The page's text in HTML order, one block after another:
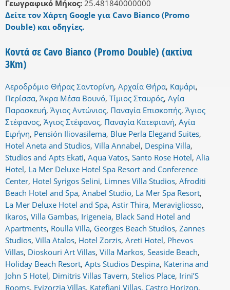
Γεωγραφικό Μήκος: 25.481840000000
Δείτε τον Χάρτη Google για Cavo Bianco (Promo
Double) και οδηγίες.
Κοντά σε Cavo Bianco (Promo Double) (ακτίνα
3Km)
Αεροδρόμιο Θήρας Σαντορίνη, Αρχαία Θήρα, Καμάρι,
Περίσσα, Άκρα Μέσα Βουνό, Τίμιος Σταυρός, Αγία
Παρασκευή, Άγιος Αντώνιος, Παναγία Επισκοπής, Άγιος
Στέφανος, Άγιος Στέφανος, Παναγία Κατεφιανή, Αγία
Ειρήνη, Pensión Iliovasilema, Blue Perla Elegand Suites,
Hotel Aneta and Studios, Villa Annabel, Despina Villa,
Studios and Apts Ekati, Aqua Vatos, Santo Rose Hotel, Alia
Hotel, La Mer Deluxe Hotel Spa Resort and Conference
Center, Hotel Syrigos Selini, Limnes Villa Studios, Afroditi
Beach Hotel and Spa, Anabel Studio, La Mer Spa Resort,
La Mer Deluxe Hotel and Spa, Astir Thira, Meravigliosso,
Ikaros, Villa Gambas, Irigeneia, Black Sand Hotel and
Apartments, Roulla Villa, Georges Beach Studios, Zannes
Studios, Villa Atalos, Hotel Zorzis, Areti Hotel, Phevos
Villas, Dioskouri Art Villas, Villa Markos, Seaside Beach,
Holiday Beach Resort, Apts Studios Despina, Katerina and
John S Hotel, Dimitris Villas Tavern, Stelios Place, Irini’S
Rooms, Evizorzia Villas, Katefiani Villas, Castro Horizon,